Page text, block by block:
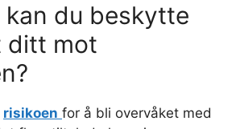
kan du beskytte
ditt mot
risikoen for å bli overvåket med